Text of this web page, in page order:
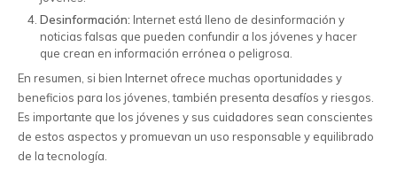
Desinformación: Internet está lleno de desinformación y
noticias falsas que pueden confundir a los jóvenes y hacer
que crean en información errónea o peligrosa.
En resumen, si bien Internet ofrece muchas oportunidades y
beneficios para los jóvenes, también presenta desafíos y riesgos.
Es importante que los jóvenes y sus cuidadores sean conscientes
de estos aspectos y promuevan un uso responsable y equilibrado
de la tecnología.